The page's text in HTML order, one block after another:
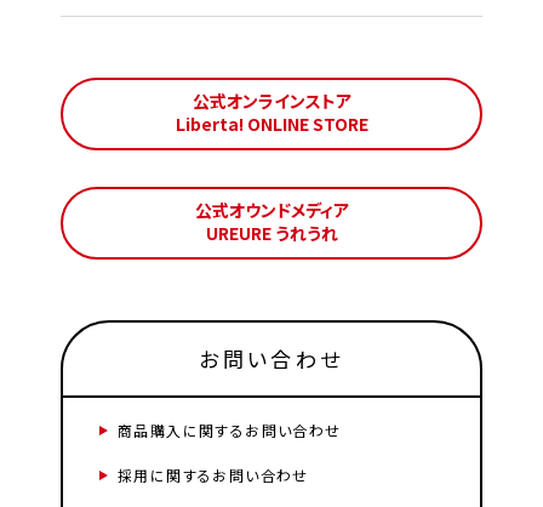
公式オンラインストア
Liberta! ONLINE STORE
公式オウンドメディア
UREURE うれうれ
お問い合わせ
商品購入に関するお問い合わせ
採用に関するお問い合わせ